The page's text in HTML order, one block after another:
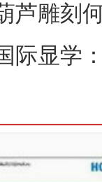
芦雕刻
际显学